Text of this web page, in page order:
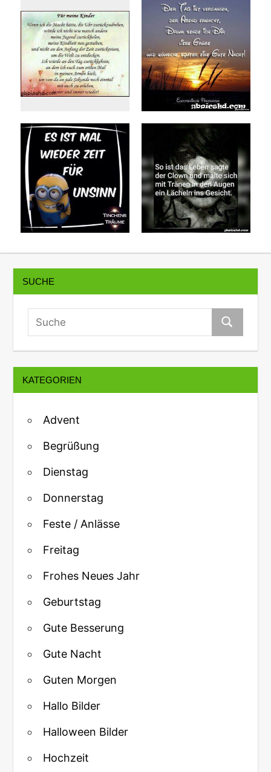
SUCHE
KATEGORIEN
Advent
Begrüßung
Dienstag
Donnerstag
Feste / Anlässe
Freitag
Frohes Neues Jahr
Geburtstag
Gute Besserung
Gute Nacht
Guten Morgen
Hallo Bilder
Halloween Bilder
Hochzeit